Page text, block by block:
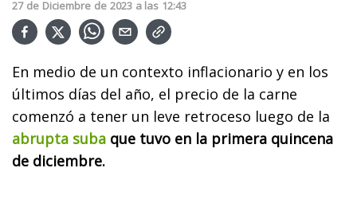
27 de Diciembre de 2023 a las 12:43
En medio de un contexto inflacionario y en los
últimos días del año, el precio de la carne
comenzó a tener un leve retroceso luego de la
abrupta suba que tuvo en la primera quincena
de diciembre.